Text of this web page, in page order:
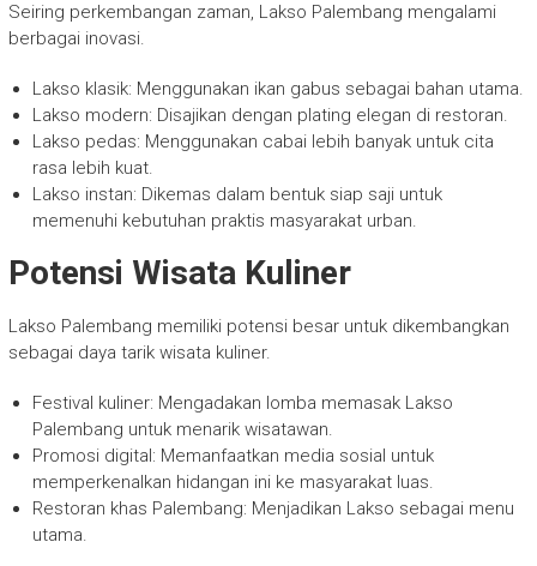
Seiring perkembangan zaman, Lakso Palembang mengalami
berbagai inovasi.
Lakso klasik: Menggunakan ikan gabus sebagai bahan utama.
Lakso modern: Disajikan dengan plating elegan di restoran.
Lakso pedas: Menggunakan cabai lebih banyak untuk cita
rasa lebih kuat.
Lakso instan: Dikemas dalam bentuk siap saji untuk
memenuhi kebutuhan praktis masyarakat urban.
Potensi Wisata Kuliner
Lakso Palembang memiliki potensi besar untuk dikembangkan
sebagai daya tarik wisata kuliner.
Festival kuliner: Mengadakan lomba memasak Lakso
Palembang untuk menarik wisatawan.
Promosi digital: Memanfaatkan media sosial untuk
memperkenalkan hidangan ini ke masyarakat luas.
Restoran khas Palembang: Menjadikan Lakso sebagai menu
utama.